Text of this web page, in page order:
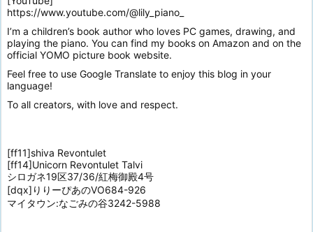
https://www.youtube.com/@lily_piano_
I’m a children’s book author who loves PC games, drawing, and
playing the piano. You can find my books on Amazon and on the
official YOMO picture book website.
Feel free to use Google Translate to enjoy this blog in your
language!
To all creators, with love and respect.
[ff11]shiva Revontulet
[ff14]Unicorn Revontulet Talvi
シロガネ19区37/36/紅梅御殿4号
[dqx]りりーぴあのVO684-926
マイタウン:なごみの谷3242-5988